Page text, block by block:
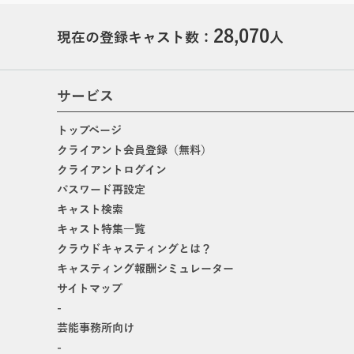
現在の登録キャスト数： 28,070人
サービス
トップページ
クライアント会員登録（無料）
クライアントログイン
パスワード再設定
キャスト検索
キャスト特集一覧
クラウドキャスティングとは？
キャスティング報酬シミュレーター
サイトマップ
-
芸能事務所向け
-